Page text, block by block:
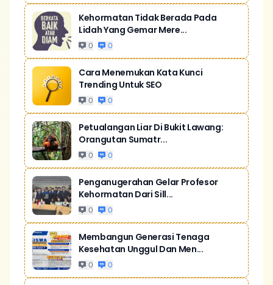
Kehormatan Tidak Berada Pada
Lidah Yang Gemar Mere...
0 0
Cara Menemukan Kata Kunci
Trending Untuk SEO
0 0
Petualangan Liar Di Bukit Lawang:
Orangutan Sumatr...
0 0
Penganugerahan Gelar Profesor
Kehormatan Dari Sill...
0 0
Membangun Generasi Tenaga
Kesehatan Unggul Dan Men...
0 0